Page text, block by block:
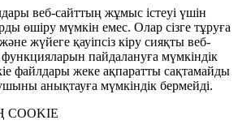
веб-сайттың жұмыс істеуі үшін
өшіру мүмкін емес. Олар сізге тұруға
жүйеге қауіпсіз кіру сияқты веб-
функцияларын пайдалануға мүмкіндік
файлдары жеке ақпаратты сақтамайды
анықтауға мүмкіндік бермейді.
COOKIE